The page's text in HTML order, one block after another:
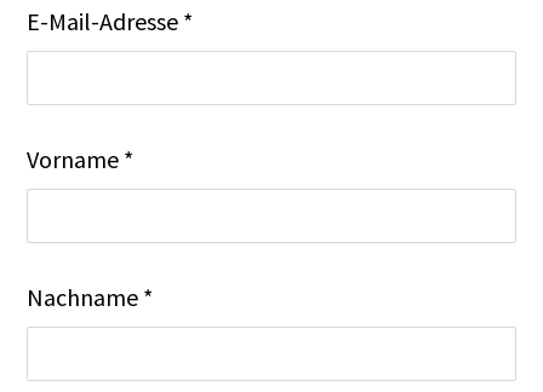
E-Mail-Adresse *
Vorname *
Nachname *